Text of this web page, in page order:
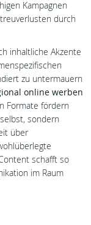
Kampagnen
durch
inhaltliche Akzente
zu untermauern
online werben
Formate fördern
sondern
über
schafft so
im Raum